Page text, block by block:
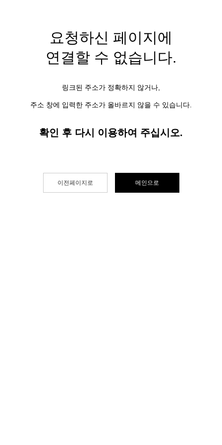
요청하신 페이지에
연결할 수 없습니다.
링크된 주소가 정확하지 않거나,
주소 창에 입력한 주소가 올바르지 않을 수 있습니다.
확인 후 다시 이용하여 주십시오.
이전페이지로 메인으로